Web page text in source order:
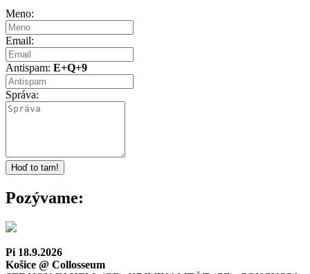
Meno:
Email:
Antispam: E+Q+9
Správa:
Pozývame:
Pi 18.9.2026
Košice @ Collosseum